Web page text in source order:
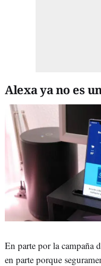
Alexa ya no es
En parte por la campaña
en parte porque